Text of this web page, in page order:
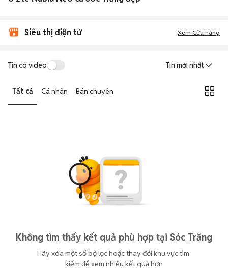
Siêu thị điện tử Xem Cửa hàng
Tin có video Tin mới nhất
Tất cả Cá nhân Bán chuyên
Không tìm thấy kết quả phù hợp tại Sóc Trăng
Hãy xóa một số bộ lọc hoặc thay đổi khu vực tìm
kiếm để xem nhiều kết quả hơn